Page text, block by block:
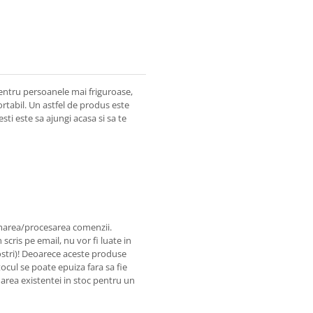
persoanele mai friguroase,
Un astfel de produs este
este sa ajungi acasa si sa te
procesarea comenzii.
pe email, nu vor fi luate in
Deoarece aceste produse
se poate epuiza fara sa fie
existentei in stoc pentru un